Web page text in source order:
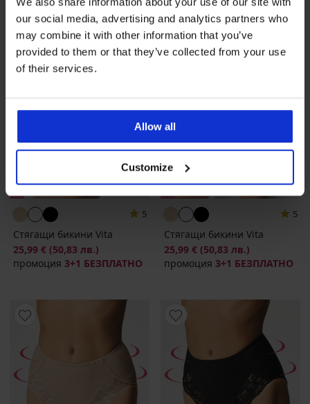
our social media, advertising and analytics partners who
may combine it with other information that you’ve
provided to them or that they’ve collected from your use
of their services.
Allow all
Customize
3+1 БЕЗПЛАТНО
5
Стягащи бикини Vita
25,99 € (50,83 лв.)
промоция 3+1 БЕЗПЛАТНО
3+1 БЕЗПЛАТНО
5
Стягащи бикини Vita
25,99 € (50,83 лв.)
промоция 3+1 БЕЗПЛАТНО